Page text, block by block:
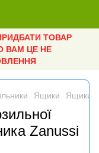
ТОВАР
ВАМ ЦЕ НЕ
Ящики Ящики
Zanussi